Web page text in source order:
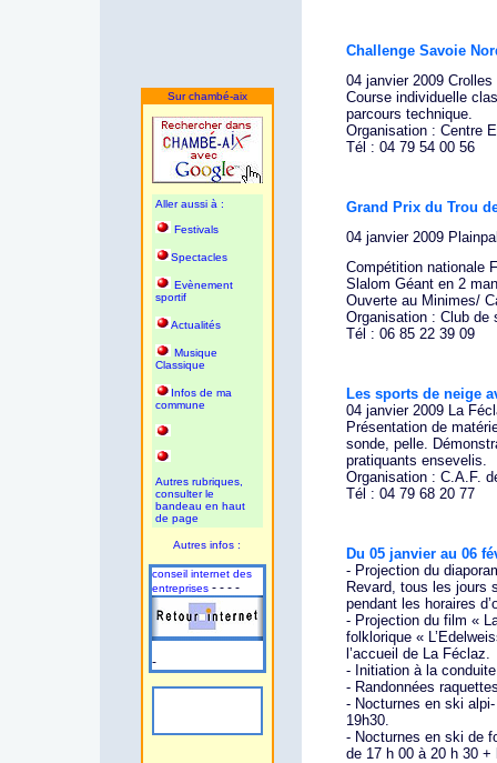
Sur chambé-aix
Aller aussi à :
Festivals
Spectacles
Evènement
sportif
Actualités
Musique
Classique
Infos de ma
commune
Autres rubriques,
consulter le
bandeau en haut
de page
Autres infos :
conseil internet des
entreprises - - - -
-
Challenge Savoie
04 janvier 2009 Crolles
Course individuelle
parcours technique.
Organisation : Centre
Tél : 04 79 54 00 56
Grand Prix du Trou
04 janvier 2009
Compétition nationale
Slalom Géant en 2
Ouverte au Minimes/
Organisation : Club de
Tél : 06 85 22 39 09
Les sports de neige
04 janvier 2009 La
Présentation de
sonde, pelle.
pratiquants ensevelis.
Organisation : C.A.F.
Tél : 04 79 68 20 77
Du 05 janvier au 06
- Projection du
Revard, tous les jours
pendant les horaires
- Projection du film «
folklorique «
l’accueil de La Féclaz.
- Initiation à la
- Randonnées
- Nocturnes en ski
19h30.
- Nocturnes en ski de
de 17 h 00 à 20 h 30